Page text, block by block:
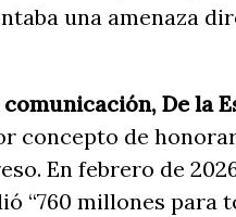
una amenaza
De la
concepto de
En febrero de
“760 millones para